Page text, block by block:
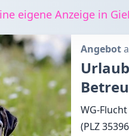
eigene Anzeige in
Angebot
WG-
(PLZ